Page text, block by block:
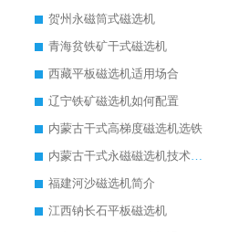
贺州永磁筒式磁选机
青海贫铁矿干式磁选机
西藏平板磁选机适用场合
辽宁铁矿磁选机如何配置
内蒙古干式高梯度磁选机选铁
内蒙古干式永磁磁选机技术要求
福建河沙磁选机简介
江西钠长石平板磁选机